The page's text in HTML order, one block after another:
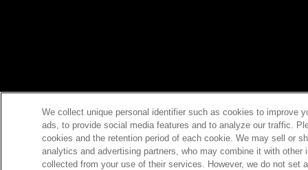
We collect unique personal identifier such as cookies to improve
ads, to provide social media features and to analyze our traffic.
cookies and the retention period of each cookie. We may sell or
analytics and advertising partners, who may combine it with
collected from your use of their services. However, we do not set